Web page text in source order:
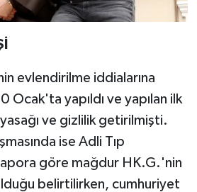
evlendirilme iddialarına
Ocak'ta yapıldı ve yapılan ilk
yasağı ve gizlilik getirilmişti.
ise Adli Tıp
göre mağdur HK.G.'nin
belirtilirken, cumhuriyet